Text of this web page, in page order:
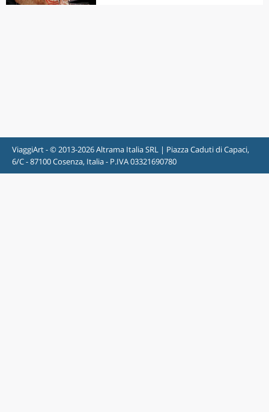
ViaggiArt - © 2013-2026 Altrama Italia SRL | Piazza Caduti di Capaci,
6/C - 87100 Cosenza, Italia - P.IVA 03321690780